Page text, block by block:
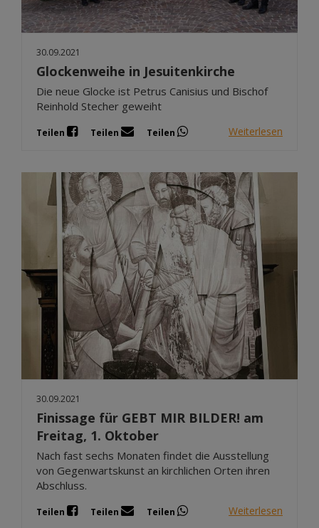
Nov 2025
30.09.2021
Glockenweihe in Jesuitenkirche
Die neue Glocke ist Petrus Canisius und Bischof
Reinhold Stecher geweiht
Teilen Teilen Teilen Weiterlesen
30.09.2021
Finissage für GEBT MIR BILDER! am
Freitag, 1. Oktober
Nach fast sechs Monaten findet die Ausstellung
von Gegenwartskunst an kirchlichen Orten ihren
Abschluss.
Teilen Teilen Teilen Weiterlesen